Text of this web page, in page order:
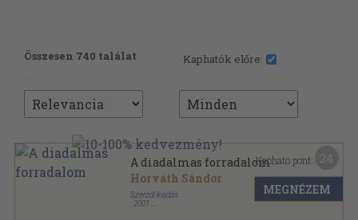
Összesen 740 találat Kaphatók előre:
A diadalmas forradalom
Horváth Sándor
Szerzői kiadás
2001
Kapható pont:
MEGNÉZEM